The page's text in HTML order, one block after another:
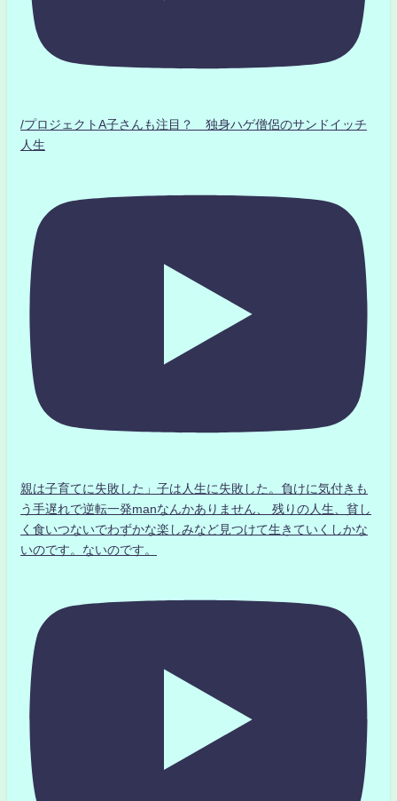
/プロジェクトA子さんも注目？ 独身ハゲ僧侶のサンドイッチ
人生
親は子育てに失敗した」子は人生に失敗した。負けに気付きも
う手遅れで逆転一発manなんかありません、 残りの人生、貧し
く食いつないでわずかな楽しみなど見つけて生きていくしかな
いのです。ないのです。